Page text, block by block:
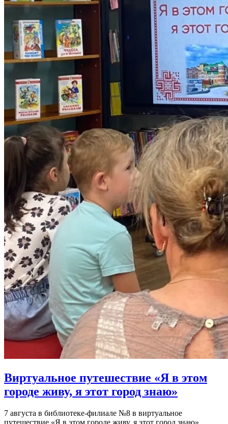
Виртуальное путешествие «Я в этом
городе живу, я этот город знаю»
7 августа в библиотеке-филиале №8 в виртуальное
путешествие «Я в этом городе живу, я этот город знаю»